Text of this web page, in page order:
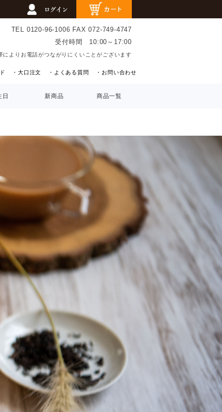
TEL 0120-96-1006 FAX 072-749-4747
受付時間 10:00～17:00
よりお電話がつながりにくいことがございます
・大口注文 ・よくある質問 ・お問い合わせ
日 新商品 商品一覧